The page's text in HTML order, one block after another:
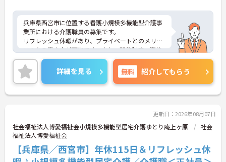
兵庫県西宮市に位置する看護小規模多機能型介護事
業所における介護職員の募集です。
リフレッシュ休暇があり、プライベートとのメリハ
リのある働き方が可能です。また、研修制度・資格
取得支援制度があり、働きながらスキルアップが目
指せます。
ご興味のある方には、面接対策ポイントなど、さら
に詳細をご案内しますのでお気軽にご相談くださ
い！
詳細を見る 無料 紹介してもらう
更新日：2026年08月07日
社会福祉法人博愛福祉会小規模多機能型居宅介護ゆとり庵上ヶ原
社会
福祉法人博愛福祉会
【兵庫県／西宮市】年休115日＆リフレッシュ休